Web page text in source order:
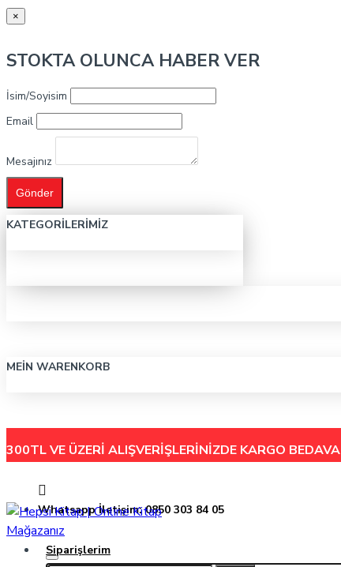
×
STOKTA OLUNCA HABER VER
İsim/Soyisim
Email
Mesajınız
Gönder
KATEGORILERIMIZ
MEIN WARENKORB
300TL VE ÜZERİ ALIŞVERİŞLERİNİZDE KARGO BEDAVA
Whatsapp İletişim: 0850 303 84 05
Siparişlerim